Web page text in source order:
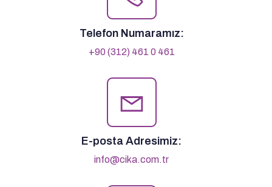
Telefon Numaramız:
+90 (312) 461 0 461
E-posta Adresimiz:
info@cika.com.tr